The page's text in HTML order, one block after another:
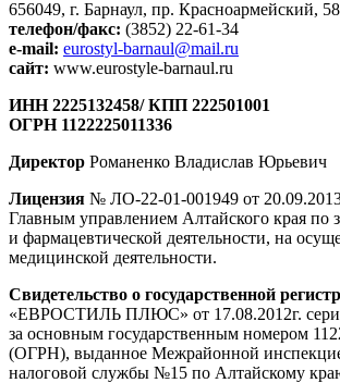
656049, г. Барнаул, пр. Красноармейский,
телефон/факс: (3852) 22-61-34
е-mail: eurostyl-barnaul@mail.ru
сайт: www.eurostyle-barnaul.ru
ИНН 2225132458/ КПП 222501001
ОГРН 1122225011336
Директор Романенко Владислав Юрьевич
Лицензия № ЛО-22-01-001949 от
Главным управлением Алтайского края по
и фармацевтической деятельности, на
медицинской деятельности.
Свидетельство о государственной
«ЕВРОСТИЛЬ ПЛЮС» от 17.08.2012г.
за основным государственным номером
(ОГРН), выданное Межрайонной
налоговой службы №15 по Алтайскому